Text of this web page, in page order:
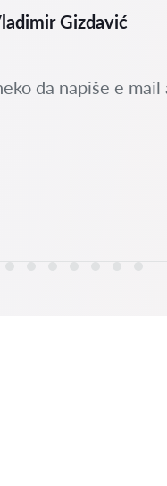
Gizdavić
da napiše e